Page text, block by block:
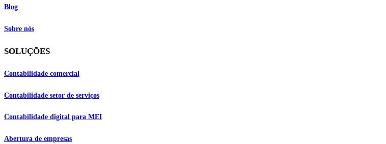
Blog
Sobre nós
SOLUÇÕES
Contabilidade comercial
Contabilidade setor de serviços
Contabilidade digital para MEI
Abertura de empresas